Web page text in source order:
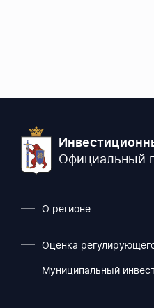
Официальный
О регионе
Оценка
Муниципальный